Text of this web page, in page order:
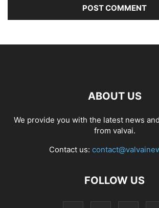
ABOUT US
We provide you with the latest news
from valvai.
Contact us:
FOLLOW US